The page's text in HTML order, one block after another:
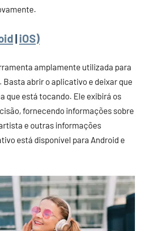
|iOS)
amplamente utilizada para
abrir o aplicativo e deixar que
que está tocando. Ele exibirá os
fornecendo informações sobre
e outras informações
está disponível para Android e